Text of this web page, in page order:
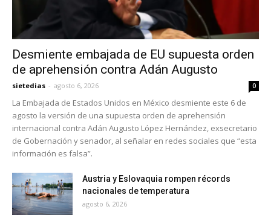
Desmiente embajada de EU supuesta orden
de aprehensión contra Adán Augusto
sietedias - agosto 6, 2026 0
La Embajada de Estados Unidos en México desmiente este 6 de
agosto la versión de una supuesta orden de aprehensión
internacional contra Adán Augusto López Hernández, exsecretario
de Gobernación y senador, al señalar en redes sociales que “esta
información es falsa”.
Austria y Eslovaquia rompen récords
nacionales de temperatura
agosto 6, 2026